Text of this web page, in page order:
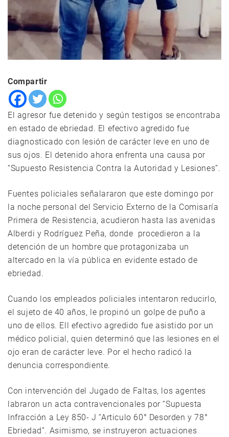
Compartir
El agresor fue detenido y según testigos se encontraba
en estado de ebriedad. El efectivo agredido fue
diagnosticado con lesión de carácter leve en uno de
sus ojos. El detenido ahora enfrenta una causa por
“Supuesto Resistencia Contra la Autoridad y Lesiones”.
Fuentes policiales señalararon que este domingo por
la noche personal del Servicio Externo de la Comisaría
Primera de Resistencia, acudieron hasta las avenidas
Alberdi y Rodríguez Peña, donde procedieron a la
detención de un hombre que protagonizaba un
altercado en la vía pública en evidente estado de
ebriedad.
Cuando los empleados policiales intentaron reducirlo,
el sujeto de 40 años, le propinó un golpe de puño a
uno de ellos. Ell efectivo agredido fue asistido por un
médico policial, quien determinó que las lesiones en el
ojo eran de carácter leve. Por el hecho radicó la
denuncia correspondiente.
Con intervención del Jugado de Faltas, los agentes
labraron un acta contravencionales por “Supuesta
Infracción a Ley 850- J “Articulo 60° Desorden y 78°
Ebriedad”. Asimismo, se instruyeron actuaciones